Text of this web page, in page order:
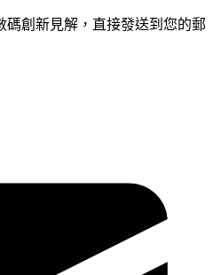
創新見解，直接發送到您的郵